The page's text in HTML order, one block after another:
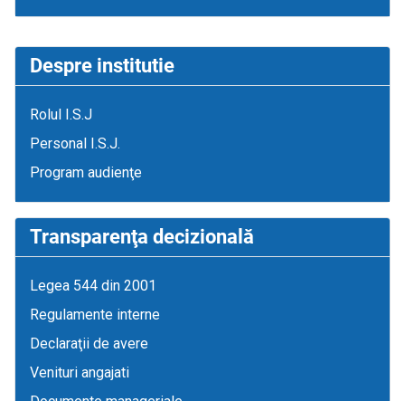
Despre institutie
Rolul I.S.J
Personal I.S.J.
Program audienţe
Transparenţa decizională
Legea 544 din 2001
Regulamente interne
Declaraţii de avere
Venituri angajati